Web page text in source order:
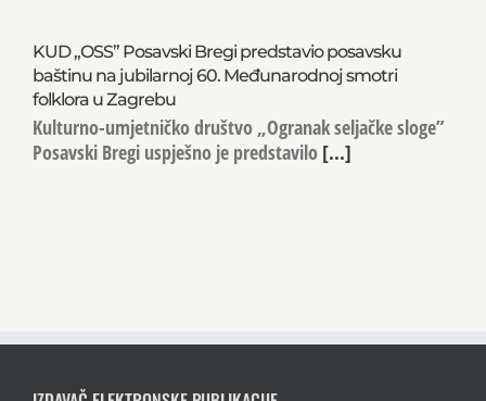
KUD „OSS” Posavski Bregi predstavio posavsku
baštinu na jubilarnoj 60. Međunarodnoj smotri
folklora u Zagrebu
Kulturno-umjetničko društvo „Ogranak seljačke sloge”
Posavski Bregi uspješno je predstavilo [...]